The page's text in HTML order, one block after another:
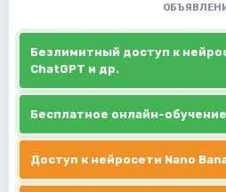
Безлимитный доступ к
ChatGPT и др.
Бесплатное онлайн-
Доступ к нейросети Nano